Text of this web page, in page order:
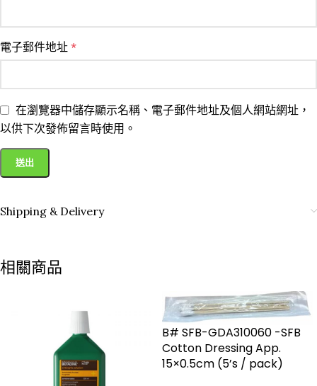
電子郵件地址 *
在瀏覽器中儲存顯示名稱、電子郵件地址及個人網站網址，
以供下次發佈留言時使用。
Shipping & Delivery
相關商品
B# SFB-GDA310060 -SFB
Cotton Dressing App.
15×0.5cm (5’s / pack)